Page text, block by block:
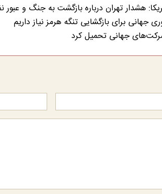
هشدار تهران درباره بازگشت به جنگ و
جهانی برای بازگشایی تنگه هرمز نیاز داریم